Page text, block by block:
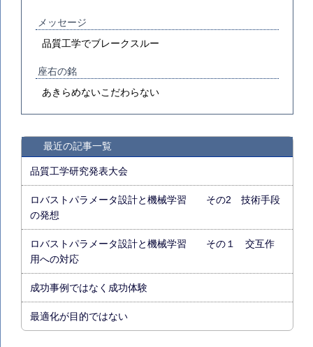
メッセージ
品質工学でブレークスルー
座右の銘
あきらめないこだわらない
最近の記事一覧
品質工学研究発表大会
ロバストパラメータ設計と機械学習 その2 技術手段
の発想
ロバストパラメータ設計と機械学習 その１ 交互作
用への対応
成功事例ではなく成功体験
最適化が目的ではない